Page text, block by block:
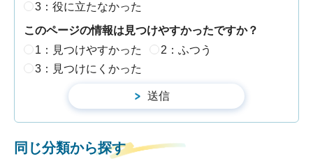
3：役に立たなかった
このページの情報は見つけやすかったですか？
1：見つけやすかった
2：ふつう
3：見つけにくかった
同じ分類から探す